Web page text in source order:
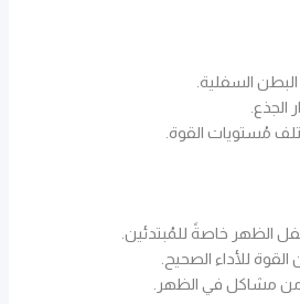
السفلية.
مُستويات القوة.
الظهر خاصةً للمُبتدئين.
للأداء الصحيح.
مشاكل في الظهر.